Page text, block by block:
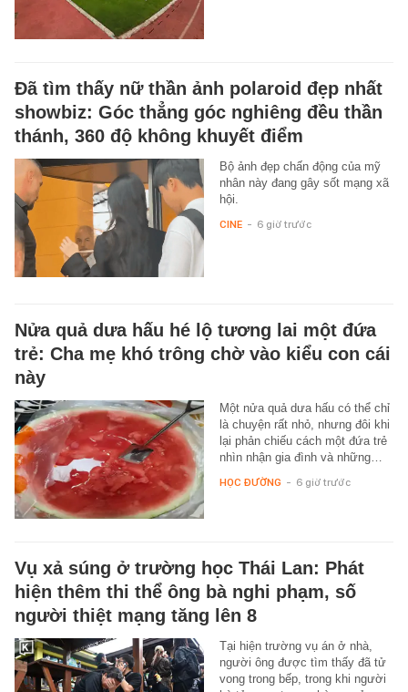
Đã tìm thấy nữ thần ảnh polaroid đẹp nhất
showbiz: Góc thẳng góc nghiêng đều thần
thánh, 360 độ không khuyết điểm
Bộ ảnh đẹp chấn động của mỹ
nhân này đang gây sốt mạng xã
hội.
CINE - 6 giờ trước
Nửa quả dưa hấu hé lộ tương lai một đứa
trẻ: Cha mẹ khó trông chờ vào kiểu con cái
này
Một nửa quả dưa hấu có thể chỉ
là chuyện rất nhỏ, nhưng đôi khi
lại phản chiếu cách một đứa trẻ
nhìn nhận gia đình và những…
HỌC ĐƯỜNG - 6 giờ trước
Vụ xả súng ở trường học Thái Lan: Phát
hiện thêm thi thể ông bà nghi phạm, số
người thiệt mạng tăng lên 8
Tại hiện trường vụ án ở nhà,
người ông được tìm thấy đã tử
vong trong bếp, trong khi người